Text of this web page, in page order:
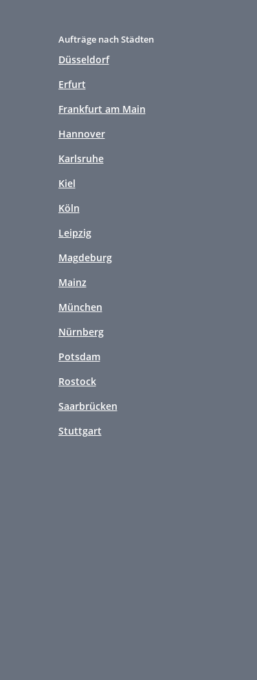
Aufträge nach Städten
Düsseldorf
Erfurt
Frankfurt am Main
Hannover
Karlsruhe
Kiel
Köln
Leipzig
Magdeburg
Mainz
München
Nürnberg
Potsdam
Rostock
Saarbrücken
Stuttgart